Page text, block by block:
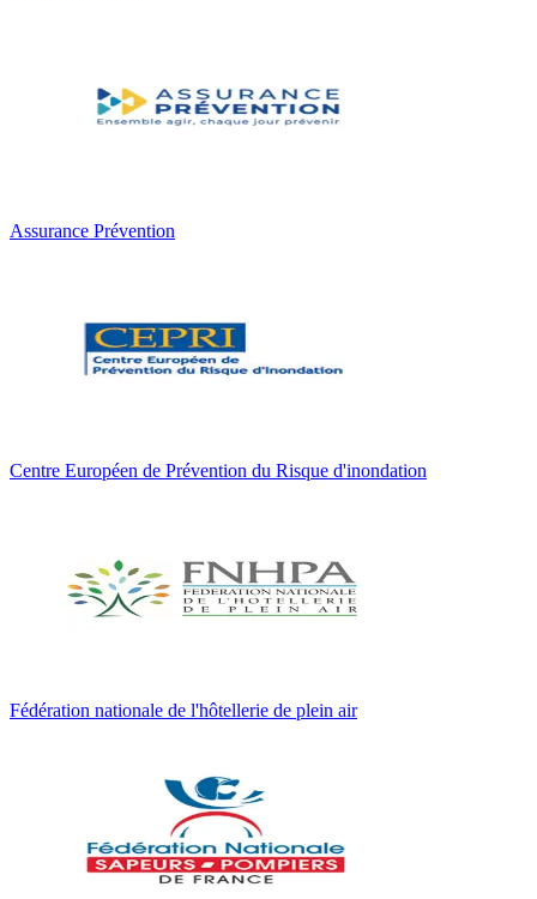
Assurance Prévention
Centre Européen de Prévention du Risque d'inondation
Fédération nationale de l'hôtellerie de plein air